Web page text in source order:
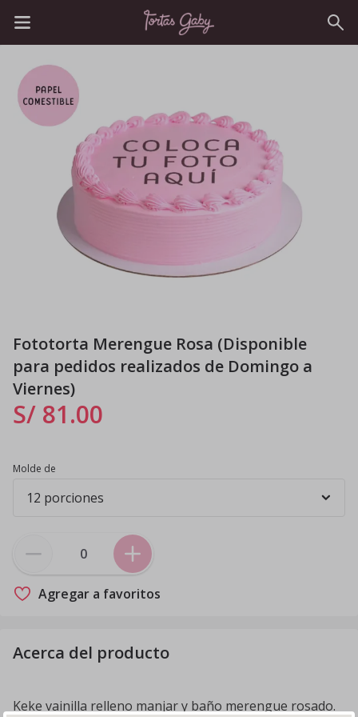
Fototorta Merengue Rosa (Disponible
para pedidos realizados de Domingo a
Viernes)
S/ 81.00
Molde de
Agregar a favoritos
Acerca del producto
Keke vainilla relleno manjar y baño merengue rosado.